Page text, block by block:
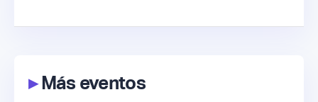
▸Más eventos